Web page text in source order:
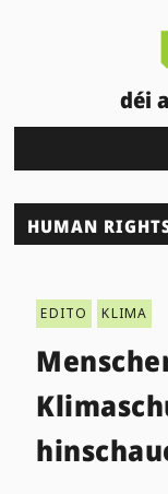
déi
HUMAN
EDITO KLIMA